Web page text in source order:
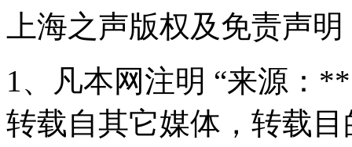
上海之声版权及免责声明
1、凡本网注明 “来源：
转载自其它媒体，转载